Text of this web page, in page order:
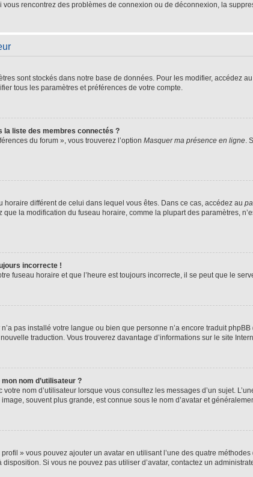
rencontrez des problèmes de connexion ou de déconnexion, la
sont stockés dans notre base de données. Pour les modifier, accédez au
tous les paramètres et préférences de votre compte.
la liste des membres connectés ?
du forum », vous trouverez l’option Masquer ma présence en ligne.
horaire différent de celui dans lequel vous êtes. Dans ce cas, accédez au
la modification du fuseau horaire, comme la plupart des paramètres,
incorrecte !
fuseau horaire et que l’heure est toujours incorrecte, il se peut que le
pas installé votre langue ou bien que personne n’a encore traduit
traduction. Vous trouverez davantage d’informations sur le site
nom d’utilisateur ?
votre nom d’utilisateur lorsque vous consultez les messages d’un sujet.
souvent plus grande, est connue sous le nom d’avatar et
» vous pouvez ajouter un avatar en utilisant l’une des quatre
Si vous ne pouvez pas utiliser d’avatar, contactez un